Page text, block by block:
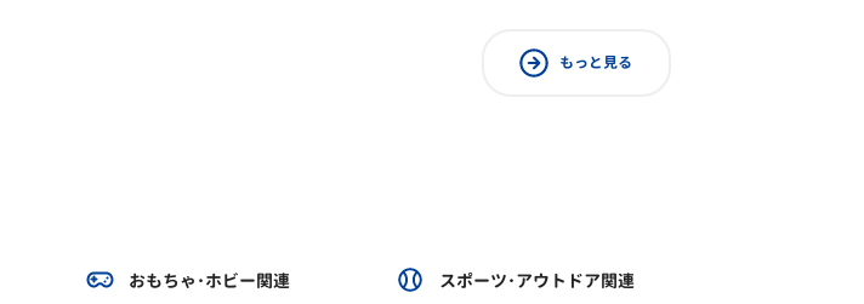
もっと見る
おもちゃ･ホビー関連 スポーツ･アウトドア関連